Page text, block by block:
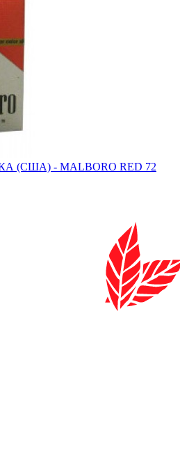
(США) - MALBORO RED 72